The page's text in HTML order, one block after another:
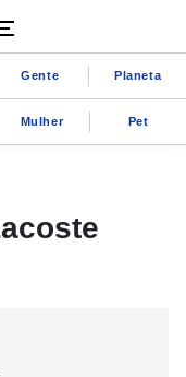
Gente Planeta
Mulher Pet